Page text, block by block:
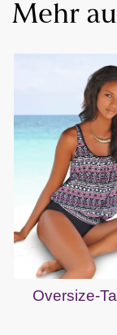
Mehr
Oversize-